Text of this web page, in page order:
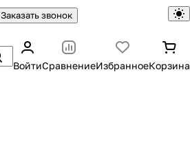
Заказать звонок
ВойтиСравнениеИзбранноеКорзина